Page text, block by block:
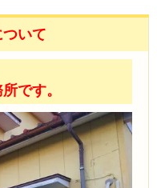
いて
です。